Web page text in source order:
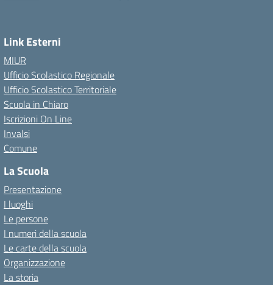
Link Esterni
MIUR
Ufficio Scolastico Regionale
Ufficio Scolastico Territoriale
Scuola in Chiaro
Iscrizioni On Line
Invalsi
Comune
La Scuola
Presentazione
I luoghi
Le persone
I numeri della scuola
Le carte della scuola
Organizzazione
La storia